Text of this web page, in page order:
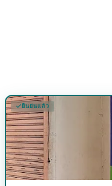
ยืนยันแล้ว